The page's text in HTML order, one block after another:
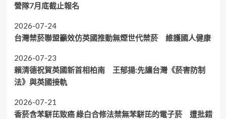
營隊7月底截止報名
2026-07-24
台灣禁菸聯盟籲效仿英國推動無煙世代禁菸 維護國人健康
2026-07-23
賴清德祝賀英國新首相柏南 王郁揚:先讓台灣《菸害防制
法》與英國接軌
2026-07-21
香菸含苯駢芘致癌 綠白合修法禁無苯駢芘的電子菸 遭批錯